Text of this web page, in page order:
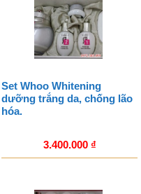
Set Whoo Whitening
dưỡng trắng da, chống lão
hóa.
3.400.000 ₫